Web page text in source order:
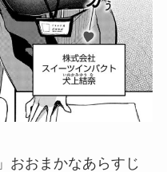
」おおまかなあらすじ